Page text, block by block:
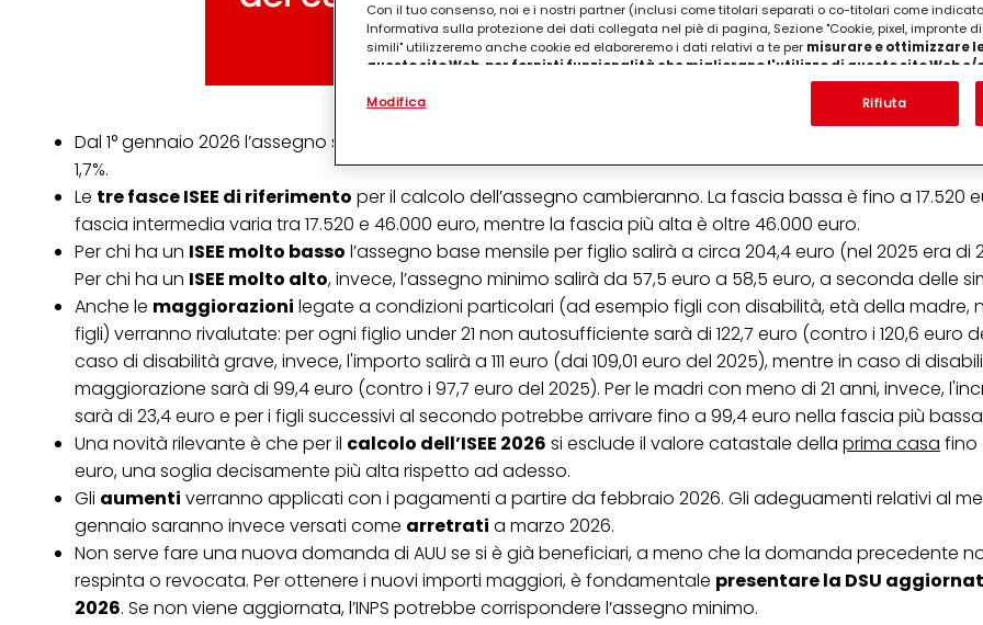
Dal 1° gennaio 2026 l’assegno sarà rivalutato secondo
1,7%.
Le tre fasce ISEE di riferimento per il calcolo dell’assegno cambieranno. La fascia bassa è fino a 17.520
fascia intermedia varia tra 17.520 e 46.000 euro, mentre la fascia più alta è oltre 46.000 euro.
Per chi ha un ISEE molto basso l’assegno base mensile per figlio salirà a circa 204,4 euro (nel 2025 era di
Per chi ha un ISEE molto alto, invece, l’assegno minimo salirà da 57,5 euro a 58,5 euro, a seconda delle
Anche le maggiorazioni legate a condizioni particolari (ad esempio figli con disabilità, età della madre,
figli) verranno rivalutate: per ogni figlio under 21 non autosufficiente sarà di 122,7 euro (contro i 120,6 euro
caso di disabilità grave, invece, l'importo salirà a 111 euro (dai 109,01 euro del 2025), mentre in caso di
maggiorazione sarà di 99,4 euro (contro i 97,7 euro del 2025). Per le madri con meno di 21 anni, invece,
sarà di 23,4 euro e per i figli successivi al secondo potrebbe arrivare fino a 99,4 euro nella fascia più
Una novità rilevante è che per il calcolo dell’ISEE 2026 si esclude il valore catastale della prima casa fino
euro, una soglia decisamente più alta rispetto ad adesso.
Gli aumenti verranno applicati con i pagamenti a partire da febbraio 2026. Gli adeguamenti relativi al
gennaio saranno invece versati come arretrati a marzo 2026.
Non serve fare una nuova domanda di AUU se si è già beneficiari, a meno che la domanda precedente
respinta o revocata. Per ottenere i nuovi importi maggiori, è fondamentale presentare la DSU
2026. Se non viene aggiornata, l’INPS potrebbe corrispondere l’assegno minimo.
Con il tuo consenso, noi e i nostri partner (inclusi come titolari separati o co-titolari come
Informativa sulla protezione dei dati collegata nel piè di pagina, Sezione "Cookie, pixel, impronte
simili" utilizzeremo anche cookie ed elaboreremo i dati relativi a te per misurare e ottimizzare
questo sito Web, per fornirti funzionalità che migliorano l'utilizzo di questo sito Web e/
. Analizzeremo il tuo utilizzo di questo sito Web e le tue interazioni commerciali
(rispettivamente dell'azienda per cui lavori) per) e su tale base tracciare i tuoi acquisti dei nostri
terzi, conservare le nostre informazioni sulle entità commerciali e creare profili individuali su di te
misurare e ottimizzare il successo delle campagne pubblicitarie.
Puoi trovare maggiori informazioni sul trattamento dei tuoi dati nella nostra Informativa sulla
collegata nel piè di pagina (Sezione "Cookie, Pixel, Impronte digitali e tecnologie simili"). Puoi
qualsiasi momento con effetto per il futuro disabilitando i cookie sul nostro sito web nella sezione
collegata nel piè di pagina. Per ulteriori informazioni sui cookie utilizzati su questo sito Web, in
periodo di conservazione, consultare le informazioni dettagliate su ciascun cookie disponibili
"modifica" di seguito".
Se fai clic su "Modifica" potrai trovare maggiori informazioni sul trattamento dei tuoi dati / sull'uso
per uno o più degli scopi sopra menzionati. Cliccando su "Accetta tutto", acconsenti all'uso dei
tuoi dati personali per tutte le finalità sopra indicate. Se fai clic su "Rifiuta", verranno utilizzati solo i
necessari per fornirti questo sito web.
Modifica Rifiuta